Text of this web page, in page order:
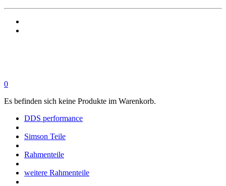
0
Es befinden sich keine Produkte im Warenkorb.
DDS performance
Simson Teile
Rahmenteile
weitere Rahmenteile